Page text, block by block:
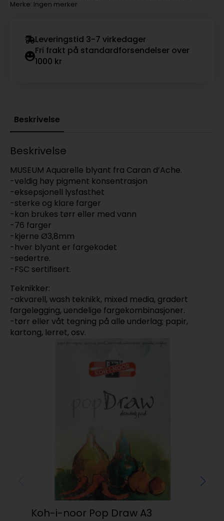
blue
Merke: Ingen merker
Leveringstid 3-7 virkedager
Fri frakt på standardforsendelser over
1000 kr
Beskrivelse
Beskrivelse
MUSEUM Aquarelle blyant fra Caran d’Ache.
-veldig høy pigment konsentrasjon
-eksepsjonell lysfasthet
-sterke og klare farger
-kan brukes tørr eller med vann
-76 farger
-kjerne Ø3,8mm
-hver blyant er fargekodet
-sedertre.
-FSC sertifisert.
Teknikker:
-akvarell, wash teknikk, mixed media, gradert
fargelegging, uendelige fargekombinasjoner.
-tørr eller våt tegning på alle underlag; papir,
kartong, lerret, osv.
Koh-i-noor Pop Draw A3